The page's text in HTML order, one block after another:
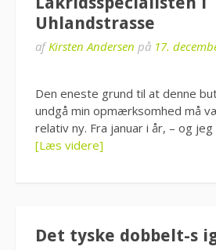
Uhlandstrasse
afKirsten Andersen på 17.
Den eneste grund til at denne
undgå min opmærksomhed må
relativ ny. Fra januar i år, – og
[Læs videre]
Det tyske dobbelt-s